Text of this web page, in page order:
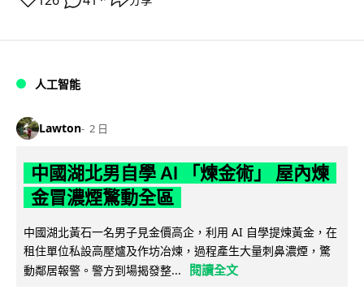
人工智能
Lawton 2 日
中國湖北男自學 AI 「煉金術」 屋內煉
金冒濃煙驚動全區
中國湖北黃石一名男子見金價高企，利用 AI 自學提煉黃金，在
租住單位私設高壓爐及作坊冶煉，過程產生大量刺鼻濃煙，驚
動鄰居報警。警方到場揭發整...
閱讀全文